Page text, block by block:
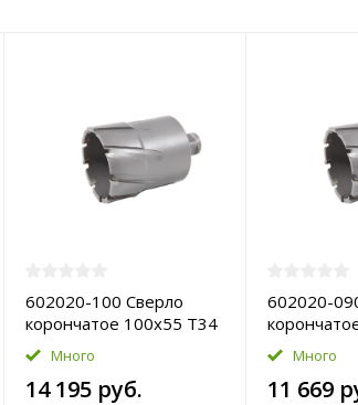
602020-100 Сверло
корончатое 100х55 T34
TCT-Pro
Много
14 195 руб.
602020-
TCT-Pro
Много
11 669